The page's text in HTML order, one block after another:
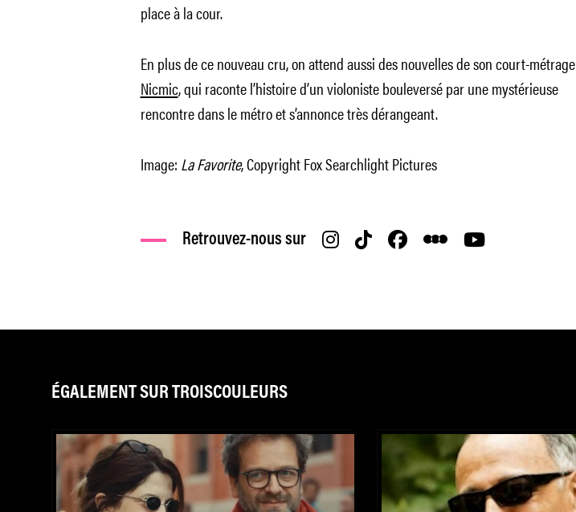
place à la cour.
En plus de ce nouveau cru, on attend aussi des nouvelles de son court-métrage
Nicmic, qui raconte l’histoire d’un violoniste bouleversé par une mystérieuse
rencontre dans le métro et s’annonce très dérangeant.
Image: La Favorite, Copyright Fox Searchlight Pictures
Retrouvez-nous sur
ÉGALEMENT SUR TROISCOULEURS